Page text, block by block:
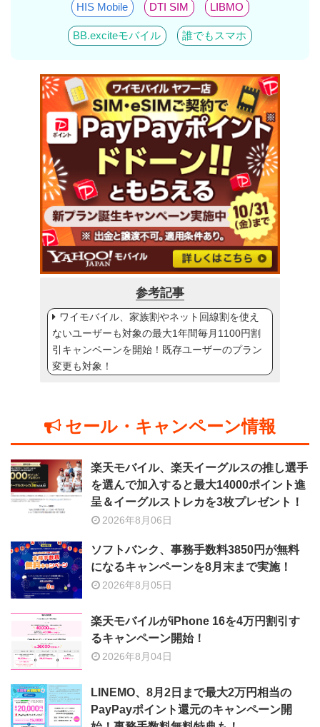
HIS Mobile DTI SIM LIBMO
BB.exciteモバイル 誰でもスマホ
参考記事
ワイモバイル、家族割やネット回線割を使え
ないユーザーも対象の最大1年間毎月1100円割
引キャンペーンを開始！既存ユーザーのプラン
変更も対象！
セール・キャンペーン情報
楽天モバイル、楽天イーグルスの推し選手
を選んで加入すると最大14000ポイント進
呈＆イーグルストレカを3枚プレゼント！
2026年8月06日
ソフトバンク、事務手数料3850円が無料
になるキャンペーンを8月末まで実施！
2026年8月05日
楽天モバイルがiPhone 16を4万円割引す
るキャンペーン開始！
2026年8月04日
LINEMO、8月2日まで最大2万円相当の
PayPayポイント還元のキャンペーン開